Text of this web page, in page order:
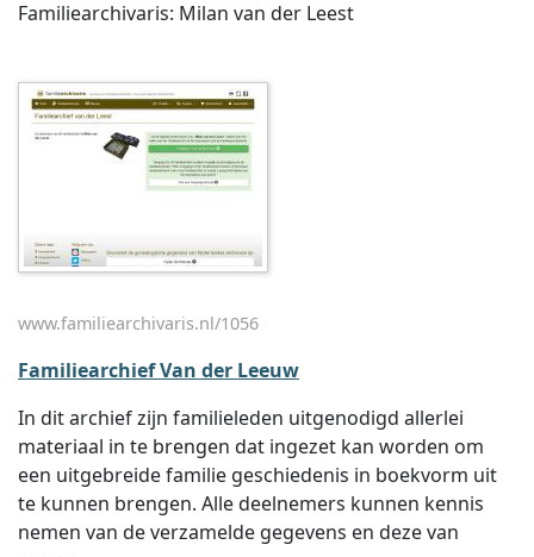
Familiearchivaris: Milan van der Leest
www.familiearchivaris.nl/1056
Familiearchief Van der Leeuw
In dit archief zijn familieleden uitgenodigd allerlei
materiaal in te brengen dat ingezet kan worden om
een uitgebreide familie geschiedenis in boekvorm uit
te kunnen brengen. Alle deelnemers kunnen kennis
nemen van de verzamelde gegevens en deze van